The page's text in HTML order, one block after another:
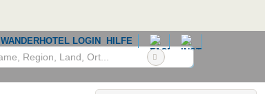
WANDERHOTEL LOGIN HILFE